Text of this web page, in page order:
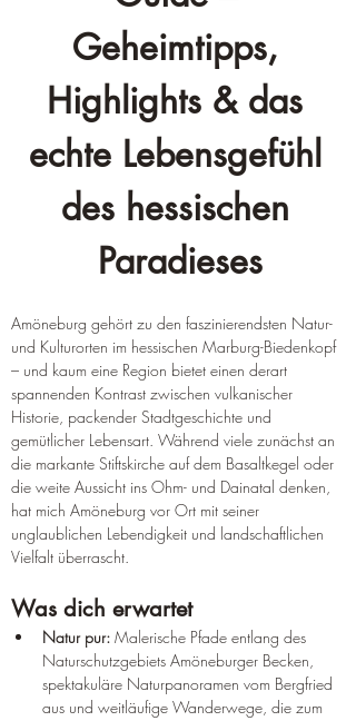
Geheimtipps,
Highlights & das
echte Lebensgefühl
des hessischen
Paradieses
Amöneburg gehört zu den faszinierendsten Natur-
und Kulturorten im hessischen Marburg-Biedenkopf
– und kaum eine Region bietet einen derart
spannenden Kontrast zwischen vulkanischer
Historie, packender Stadtgeschichte und
gemütlicher Lebensart. Während viele zunächst an
die markante Stiftskirche auf dem Basaltkegel oder
die weite Aussicht ins Ohm- und Dainatal denken,
hat mich Amöneburg vor Ort mit seiner
unglaublichen Lebendigkeit und landschaftlichen
Vielfalt überrascht.
Was dich erwartet
Natur pur: Malerische Pfade entlang des
Naturschutzgebiets Amöneburger Becken,
spektakuläre Naturpanoramen vom Bergfried
aus und weitläufige Wanderwege, die zum